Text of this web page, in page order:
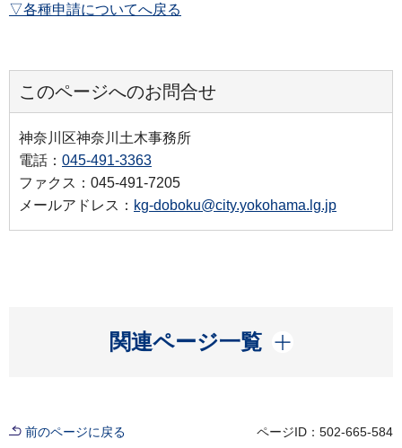
▽各種申請についてへ戻る
このページへのお問合せ
神奈川区神奈川土木事務所
電話： 045-491-3363
ファクス：045-491-7205
メールアドレス： kg-doboku@city.yokohama.lg.jp
関連ページ一覧
開く
前のページに戻る ページID：502-665-584